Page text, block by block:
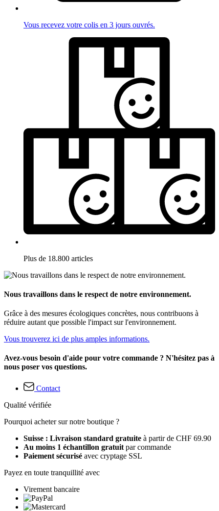
Vous recevez votre colis en 3 jours ouvrés.
Plus de 18.800 articles
Nous travaillons dans le respect de notre environnement.
Grâce à des mesures écologiques concrètes, nous contribuons à
réduire autant que possible l'impact sur l'environnement.
Vous trouverez ici de plus amples informations.
Avez-vous besoin d'aide pour votre commande ? N'hésitez pas à
nous poser vos questions.
Contact
Qualité vérifiée
Pourquoi acheter sur notre boutique ?
Suisse : Livraison standard gratuite à partir de CHF 69.90
Au moins 1 échantillon gratuit par commande
Paiement sécurisé avec cryptage SSL
Payez en toute tranquillité avec
Virement bancaire